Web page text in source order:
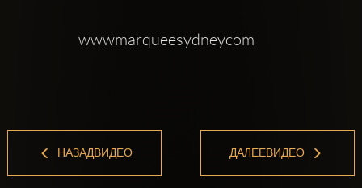
wwwmarqueesydneycom
НАЗАДВИДЕО ДАЛЕЕВИДЕО